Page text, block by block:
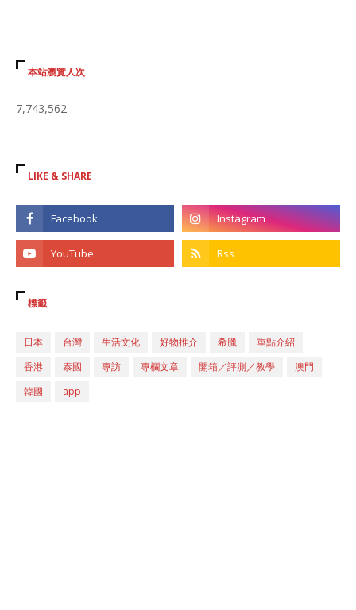
本站瀏覽人次
7,743,562
LIKE & SHARE
標籤
日本 台灣 生活文化 好物推介 希臘
重點介紹
香港
泰國 專訪 專欄文章 開箱／評測／教學
澳門
韓國
app